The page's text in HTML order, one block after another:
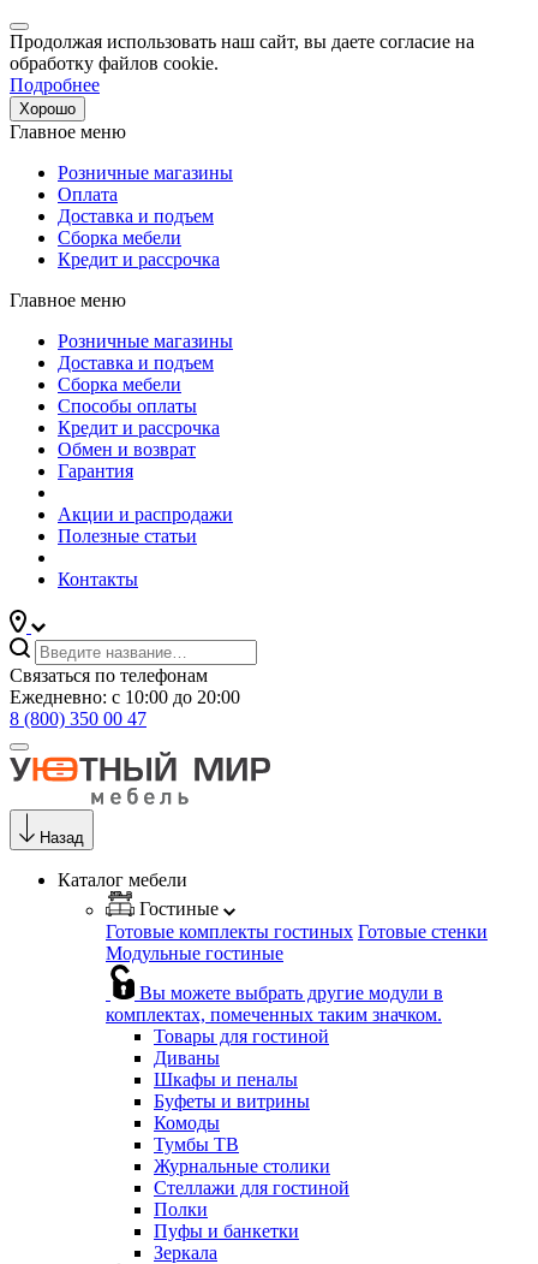
Продолжая использовать наш сайт, вы даете согласие на
обработку файлов cookie.
Подробнее
Хорошо
Главное меню
Розничные магазины
Оплата
Доставка и подъем
Сборка мебели
Кредит и рассрочка
Главное меню
Розничные магазины
Доставка и подъем
Сборка мебели
Способы оплаты
Кредит и рассрочка
Обмен и возврат
Гарантия
Акции и распродажи
Полезные статьи
Контакты
Связаться по телефонам
Ежедневно: с 10:00 до 20:00
8 (800) 350 00 47
Назад
Каталог мебели
Гостиные
Готовые комплекты гостиных Готовые стенки
Модульные гостиные
Вы можете выбрать другие модули в
комплектах, помеченных таким значком.
Товары для гостиной
Диваны
Шкафы и пеналы
Буфеты и витрины
Комоды
Тумбы ТВ
Журнальные столики
Стеллажи для гостиной
Полки
Пуфы и банкетки
Зеркала